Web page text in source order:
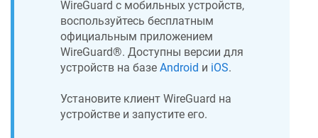
WireGuard с мобильных устройств,
воспользуйтесь бесплатным
официальным приложением
WireGuard®. Доступны версии для
устройств на базе Android и iOS.
Установите клиент WireGuard на
устройстве и запустите его.